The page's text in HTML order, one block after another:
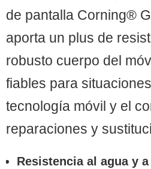
de pantalla Corning®
aporta un plus de
robusto cuerpo del
fiables para
tecnología móvil y el
reparaciones y
Resistencia al agua y a